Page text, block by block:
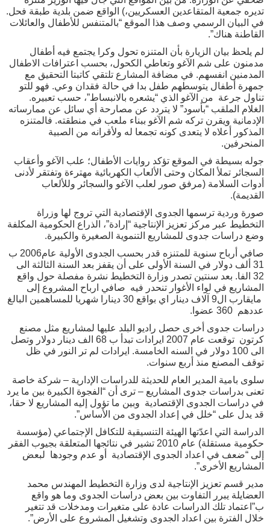
تديره جمعية المتقاعدين العسكريين،) الواقع ضمن بلدية طبقة فحل.
في البيان الرسمي وصف هذا الموقع “بالمتنفس للأطفال والعائلات
القاطنة هناك”.
لم يلحظ بيان الزيارة بأن المتنزه تحول وكرا يجتمع فيه أطفال
مدمنون على شم الآغو وتعاطي الكحول، بحسب اعترافات الاطفال
المدمنين انفسهم. في مضافة المشارع تلتقي كاتبتا التحقيق مع
جمهرة أطفال يتوسطهم طفل بدا في حالة فقدان وعي. فهو للتو
تناول جرعة من الآغو الذي “يشعره بالانبساط”، حسب تعبيره.
الغلام الملقب “بأسود” لا يتردد عن مصارحة أي سائل عن ممارساته
الإدمانية ويقرن تركه شم الآغو ببناء ملعب في منطقته. فالمتنزه
المذكور أعلاه لا يتعدى كونه تجمعا له ولأقرانه من الصبية
المنحرفين.
جوله بسيطة في الموقع تؤكد روايات الأطفال؛ علب الآغو وأعقاب
السجائر تملأ المكان وحتى الألعاب الكهربائية مهترءة وتفتقر لأدنى
أدوات السلامة (مرفق صور لعلب الآغو والسجائر وللألعاب
القديمة).
صورة وردية ترسمها الجدوى الإقتصادية التي تروج لها وزراة
التخطيط عبر مركز تعزيز الإنتاجية “إرادة”، الذراع الحكومية المكلفة
وضع دراسات جدوى للمشاريع التنموية الصغيرة والكبيرة.
صافي أرباح سنوية للمتنزه قدر بحسب الجدوى الأولية عام2006 ب
31 ألف دولار في السنة الأولى على أن يقفز بعد السنة الثالثة الى
32 الفا. بعد سنتين تصدر وزارة التخطيط نشرة مفصلة حول واقع
المشاريع في لواء الأغوار تنحدر فيه صافي ارباح المشروع إلى
مايقارب ال9 آلاف دينار اي بواقع 30 دينارا شهريا للمساهمين البالغ
عددهم 360 عضوا.
دراسات جدوى أخرى حصل راديو البلد عليها لمشاريع مثل مصنع
كرتون توقعت عام 2007 ايرادات تبدأ ب 68 الف دينار دولار وتصل
الى 100 دولار في السنه الخامسة. ايرادات لم تر النور في ظل
توقف المصنع منذ أربع سنوات.
سلوى بامية المدير العام للحديثة للدراسات الإدارية – شركة خاصة
تعنى بدراسات جدوى المشاريع – ترى أن “الفجوة الكبيرة بين ما يرد
في دراسات الجدوى الإقتصادية وبين ما تؤول إليه المشاريع لا حقا،
قد يدل على “خلل في إعداد الجدوى من الأساس”.
الدراسة التي اعدّتها الهيئة التنسيقية للتكافل الإجتماعي (مؤسسة
حكومية مستقلة) عام 2010 تشير في نتائجها المتعلقة بجيوب الفقر
إلى “ضعف في اعداد الجدوى الإقتصادية أو عدم وجودها لبعض
المشاريع الأخرى”.
مدير قسم تعزيز الإنتاجية لدى وزارة التخطيط المهندس محمد
العضايلة يبرر التفاوت بين بعض دراسات الجدوى وما هو واقع
ب”اعتماد تلك الدراسات عادة على متغيرات ومدخلات قد تتغير
خلال الفترة بين اعداد الجدوى وتشغيل المشروع على الأرض”.